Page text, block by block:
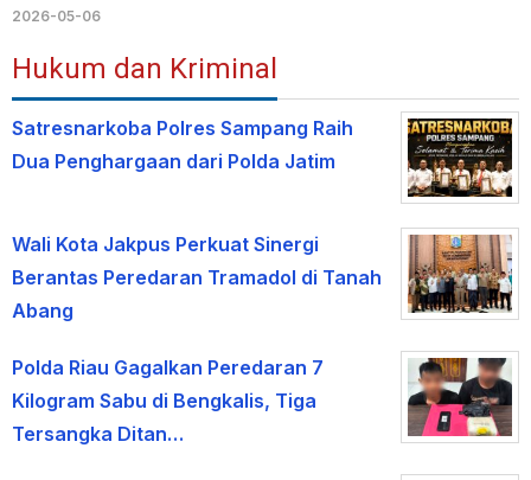
2026-05-06
Hukum dan Kriminal
Satresnarkoba Polres Sampang Raih
Dua Penghargaan dari Polda Jatim
Wali Kota Jakpus Perkuat Sinergi
Berantas Peredaran Tramadol di Tanah
Abang
Polda Riau Gagalkan Peredaran 7
Kilogram Sabu di Bengkalis, Tiga
Tersangka Ditan…